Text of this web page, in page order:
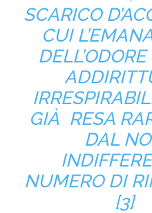
SCARICO
CUI
GIÀ RESA
DAL
NUMERO DI
[3]